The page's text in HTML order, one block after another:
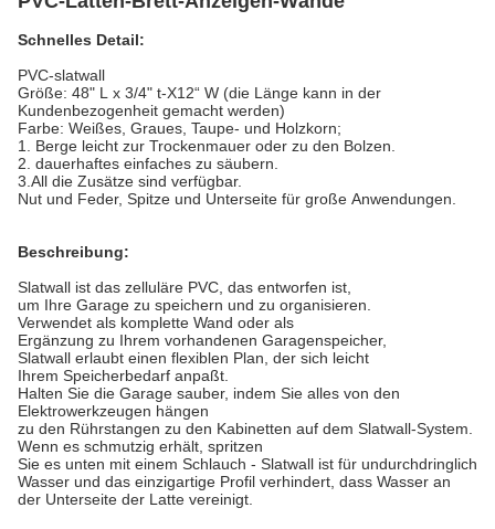
Schnelles Detail:
PVC-slatwall
Größe: 48" L x 3/4" t-X12“ W (die Länge kann in der
Kundenbezogenheit gemacht werden)
Farbe: Weißes, Graues, Taupe- und Holzkorn;
1. Berge leicht zur Trockenmauer oder zu den Bolzen.
2. dauerhaftes einfaches zu säubern.
3.All die Zusätze sind verfügbar.
Nut und Feder, Spitze und Unterseite für große Anwendungen.
Beschreibung:
Slatwall ist das zelluläre PVC, das entworfen ist,
um Ihre Garage zu speichern und zu organisieren.
Verwendet als komplette Wand oder als
Ergänzung zu Ihrem vorhandenen Garagenspeicher,
Slatwall erlaubt einen flexiblen Plan, der sich leicht
Ihrem Speicherbedarf anpaßt.
Halten Sie die Garage sauber, indem Sie alles von den
Elektrowerkzeugen hängen
zu den Rührstangen zu den Kabinetten auf dem Slatwall-System.
Wenn es schmutzig erhält, spritzen
Sie es unten mit einem Schlauch - Slatwall ist für undurchdringlich
Wasser und das einzigartige Profil verhindert, dass Wasser an
der Unterseite der Latte vereinigt.